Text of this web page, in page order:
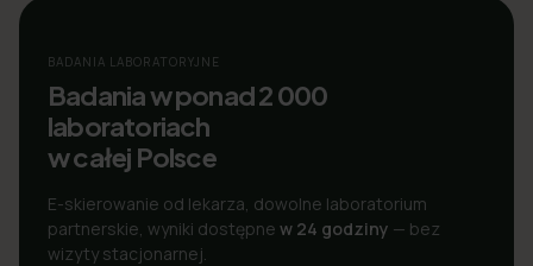
BADANIA LABORATORYJNE
Badania w ponad 2 000
laboratoriach
w całej Polsce
E-skierowanie od lekarza, dowolne laboratorium
partnerskie, wyniki dostępne w 24 godziny — bez
wizyty stacjonarnej.